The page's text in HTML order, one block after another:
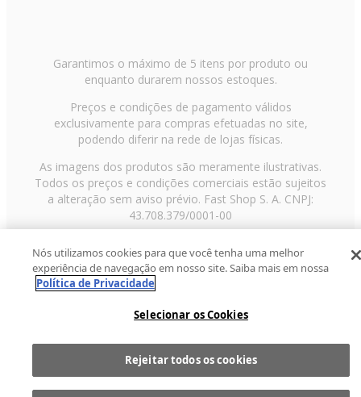
Garantimos o máximo de 5 itens por produto ou
enquanto durarem nossos estoques.
Preços e condições de pagamento válidos
exclusivamente para compras efetuadas no site,
podendo diferir na rede de lojas físicas.
As imagens dos produtos são meramente ilustrativas.
Todos os preços e condições comerciais estão sujeitos
a alteração sem aviso prévio. Fast Shop S. A. CNPJ:
43.708.379/0001-00
Paulo/SP, CEP 02029-001, Telefone: 11 3003-3728 ©
2013 Fast Shop - Todos os direitos reservadosRF
Nós utilizamos cookies para que você tenha uma melhor
experiência de navegação em nosso site. Saiba mais em nossa
Política de Privacidade
Selecionar os Cookies
Rejeitar todos os cookies